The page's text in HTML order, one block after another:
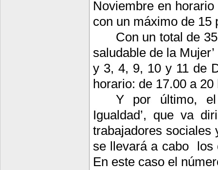
Noviembre en
con un máximo de 15
Con un total de
saludable de la
y 3, 4, 9, 10 y 11 de
horario: de 17.00 a 20
Y por último, el
Igualdad’, que va
trabajadores sociales
se llevará a cabo
los
En este caso el